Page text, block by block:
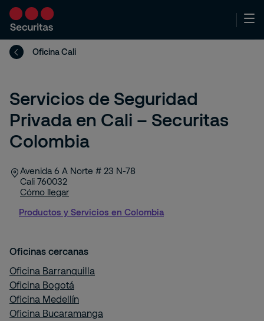
Oficina Cali
Servicios de Seguridad
Privada en Cali – Securitas
Colombia
Avenida 6 A Norte # 23 N-78
Cali 760032
Cómo llegar
Productos y Servicios en Colombia
Oficinas cercanas
Oficina Barranquilla
Oficina Bogotá
Oficina Medellín
Oficina Bucaramanga